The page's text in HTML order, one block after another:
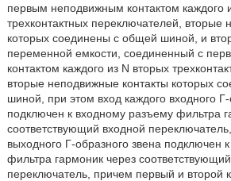
первым неподвижным контактом каждого
трехконтактных переключателей, вторые
которых соединены с общей шиной, и
переменной емкости, соединенный с
контактом каждого из N вторых
вторые неподвижные контакты которых
шиной, при этом вход каждого входного Г-
подключен к входному разъему фильтра
соответствующий входной
выходного Г-образного звена подключен
фильтра гармоник через
переключатель, причем первый и второй